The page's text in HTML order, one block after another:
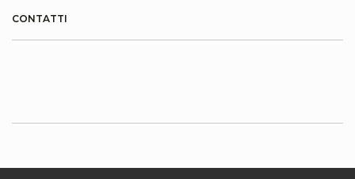
CONTATTI
INFORMAZIONI SU KRONOTERM
Cookies